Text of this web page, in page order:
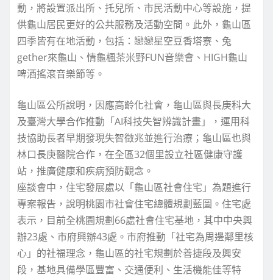
動，將設置派出所、托兒所、市民活動中心等設施，提
供龜山居民更好的公共服務及活動空間。此外，龜山區
四季皆有在地活動，包括：戀戀星空豆香塔寮、兔
gether來龜山、情龜楓茶米野FUN音樂會、HIGH龜山
啤酒搖滾音樂節等。
龜山區公所說明，因應高齡化社會，龜山區與長庚科大
及臺灣大學合作推動「AI科技失智辨識計畫」，運用科
技協助長者早期發現失智徵兆並進行治療；龜山區也與
林口長庚醫院合作，在全區32個里設立社區健康守護
站，推廣健康和疾病預防觀念。
座談會中，住宅發展處以「龜山區社會住宅」為題進行
專案報告，說明桃園市社會住宅總體規劃藍圖。住宅處
表示，目前全桃園規劃66處社會住宅基地，其中中央興
辦23處、市府興辦43處。市府推動「社宅為周邊鄰里核
心」的社福理念，龜山區的社宅規劃於善捷段及興安
段，基地具備學區豐富、交通便利、生活機能佳等特